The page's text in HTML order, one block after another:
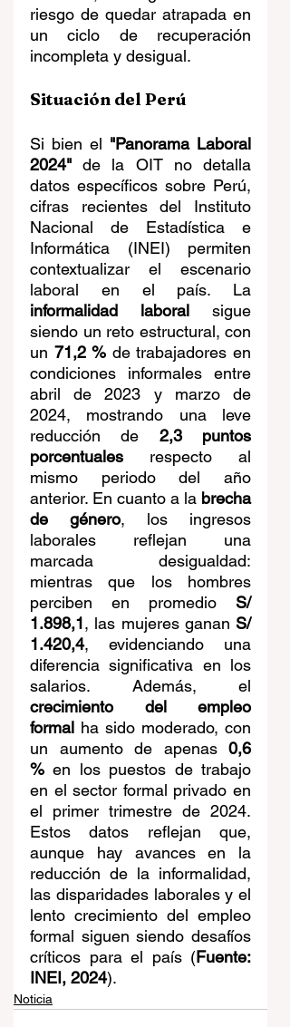
riesgo de quedar atrapada en
un ciclo de recuperación
incompleta y desigual.
Situación del Perú
Si bien el "Panorama Laboral
2024" de la OIT no detalla
datos específicos sobre Perú,
cifras recientes del Instituto
Nacional de Estadística e
Informática (INEI) permiten
contextualizar el escenario
informalidad laboral sigue
siendo un reto estructural, con
un 71,2 % de trabajadores en
condiciones informales entre
abril de 2023 y marzo de
2024, mostrando una leve
reducción de 2,3 puntos
porcentuales respecto al
mismo periodo del año
anterior. En cuanto a la brecha
de género, los ingresos
laborales reflejan una
marcada desigualdad:
mientras que los hombres
perciben en promedio S/
1.898,1, las mujeres ganan S/
1.420,4, evidenciando una
diferencia significativa en los
crecimiento del empleo
formal ha sido moderado, con
un aumento de apenas 0,6
% en los puestos de trabajo
en el sector formal privado en
el primer trimestre de 2024.
Estos datos reflejan que,
aunque hay avances en la
reducción de la informalidad,
las disparidades laborales y el
lento crecimiento del empleo
formal siguen siendo desafíos
críticos para el país (Fuente:
INEI, 2024).
Noticia